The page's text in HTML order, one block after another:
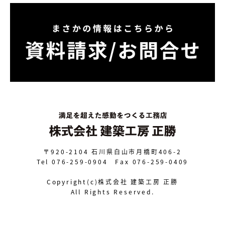
〒920-2104 石川県白山市月橋町406-2
Tel 076-259-0904 Fax 076-259-0409
Copyright(c)株式会社 建築工房 正勝
All Rights Reserved.